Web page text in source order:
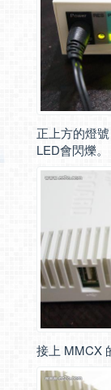
正上方的燈
LED會閃爍。
接上 MMCX